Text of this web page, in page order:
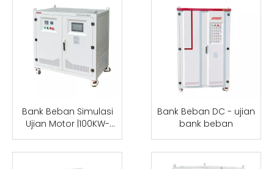
Bank Beban Simulasi
Ujian Motor |100KW-
500VDC
Bank Beban DC - ujian
bank beban